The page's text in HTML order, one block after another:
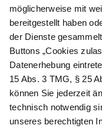
Newsletter
Als Dankeschön für Ihr
erhalten Sie ein 10 € -
Das sind Ihre Vorteile
@
Wir verarbeiten Ihre
Datenschutzerklärung .